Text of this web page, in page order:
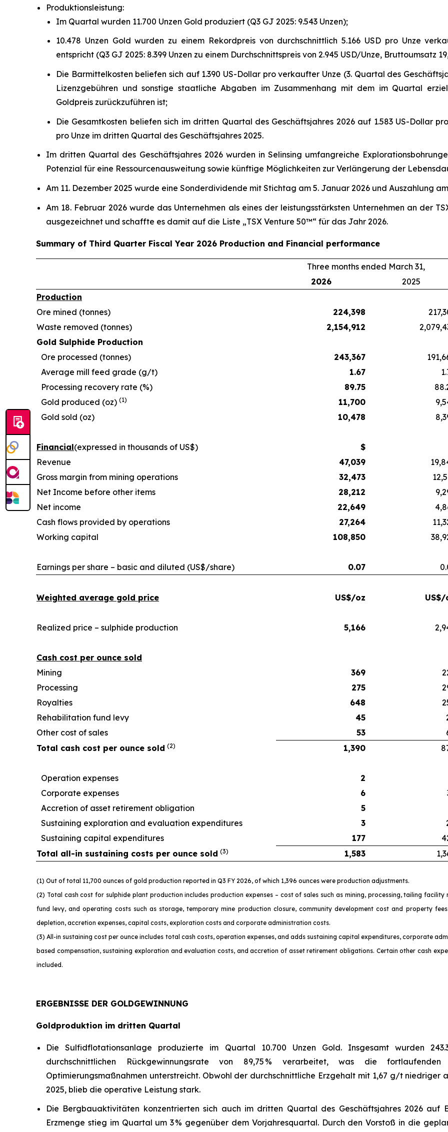
Produktionsleistung:
Im Quartal wurden 11.700 Unzen Gold produziert (Q3 GJ 2025: 9.543 Unzen);
10.478 Unzen Gold wurden zu einem Rekordpreis von durchschnittlich 5.166 USD pro Unze
entspricht (Q3 GJ 2025: 8.399 Unzen zu einem Durchschnittspreis von 2.945 USD/Unze, Bruttoumsatz
Die Barmittelkosten beliefen sich auf 1.390 US-Dollar pro verkaufter Unze (3. Quartal des
Lizenzgebühren und sonstige staatliche Abgaben im Zusammenhang mit dem im Quartal
Goldpreis zurückzuführen ist;
Die Gesamtkosten beliefen sich im dritten Quartal des Geschäftsjahres 2026 auf 1.583 US-Dollar
pro Unze im dritten Quartal des Geschäftsjahres 2025.
Im dritten Quartal des Geschäftsjahres 2026 wurden in Selinsing umfangreiche
Potenzial für eine Ressourcenausweitung sowie künftige Möglichkeiten zur Verlängerung der
Am 11. Dezember 2025 wurde eine Sonderdividende mit Stichtag am 5. Januar 2026 und Auszahlung
Am 18. Februar 2026 wurde das Unternehmen als eines der leistungsstärksten Unternehmen an der
ausgezeichnet und schaffte es damit auf die Liste „TSX Venture 50™“ für das Jahr 2026.
Summary of Third Quarter Fiscal Year 2026 Production and Financial performance
Three months ended March 31,
2026
2025
Production
Ore mined (tonnes)
224,398
Waste removed (tonnes)
2,154,912
Gold Sulphide Production
Ore processed (tonnes)
243,367
Average mill feed grade (g/t)
1.67
Processing recovery rate (%)
89.75
Gold produced (oz) (1) 11,700
Gold sold (oz)
10,478
Financial(expressed in thousands of US$)
$
Revenue
47,039
Gross margin from mining operations
32,473
Net Income before other items
28,212
Net income
22,649
Cash flows provided by operations
27,264
Working capital
108,850
Earnings per share – basic and diluted (US$/share) 0.07
Weighted average gold price US$/oz US$/
Realized price – sulphide production 5,166
Cash cost per ounce sold
Mining
369
Processing
275
Royalties
648
Rehabilitation fund levy
45
Other cost of sales
53
Total cash cost per ounce sold (2) 1,390
Operation expenses
2
Corporate expenses
6
Accretion of asset retirement obligation
5
Sustaining exploration and evaluation expenditures
3
Sustaining capital expenditures
177
Total all-in sustaining costs per ounce sold (3) 1,583
(1) Out of total 11,700 ounces of gold production reported in Q3 FY 2026, of which 1,396 ounces were production adjustments.
(2) Total cash cost for sulphide plant production includes production expenses – cost of sales such as mining, processing, tailing
fund levy, and operating costs such as storage, temporary mine production closure, community development cost and property
depletion, accretion expenses, capital costs, exploration costs and corporate administration costs.
(3) All-in sustaining cost per ounce includes total cash costs, operation expenses, and adds sustaining capital expenditures, corporate
based compensation, sustaining exploration and evaluation costs, and accretion of asset retirement obligations. Certain other cash
included.
ERGEBNISSE DER GOLDGEWINNUNG
Goldproduktion im dritten Quartal
Die Sulfidflotationsanlage produzierte im Quartal 10.700 Unzen Gold. Insgesamt wurden
durchschnittlichen Rückgewinnungsrate von 89,75 % verarbeitet, was die
Optimierungsmaßnahmen unterstreicht. Obwohl der durchschnittliche Erzgehalt mit 1,67 g/t niedriger
2025, blieb die operative Leistung stark.
Die Bergbauaktivitäten konzentrierten sich auch im dritten Quartal des Geschäftsjahres 2026
Erzmenge stieg im Quartal um 3 % gegenüber dem Vorjahresquartal. Durch den Vorstoß in die